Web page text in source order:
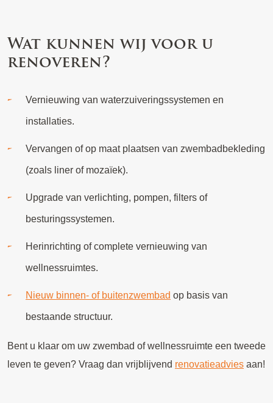
Wat kunnen wij voor u
renoveren?
Vernieuwing van waterzuiveringssystemen en
installaties.
Vervangen of op maat plaatsen van zwembadbekleding
(zoals liner of mozaïek).
Upgrade van verlichting, pompen, filters of
besturingssystemen.
Herinrichting of complete vernieuwing van
wellnessruimtes.
Nieuw binnen- of buitenzwembad op basis van
bestaande structuur.
Bent u klaar om uw zwembad of wellnessruimte een tweede
leven te geven? Vraag dan vrijblijvend renovatieadvies aan!